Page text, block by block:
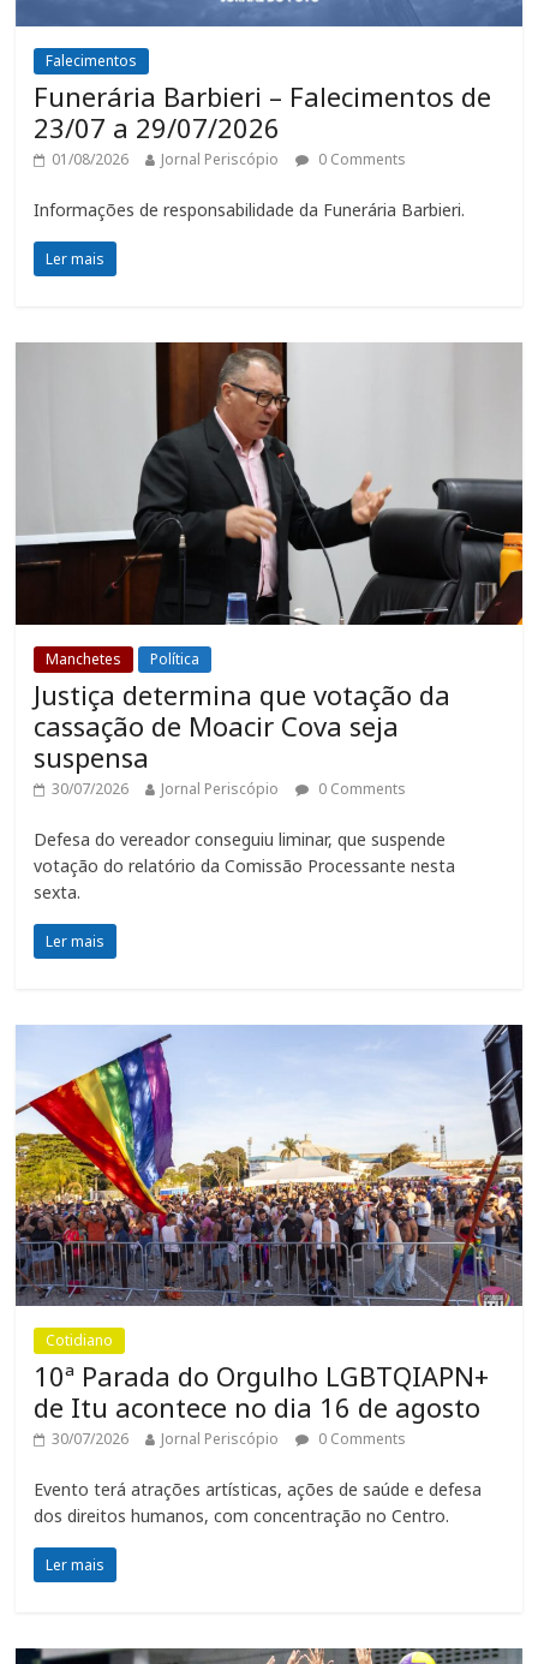
Falecimentos
Funerária Barbieri – Falecimentos de
23/07 a 29/07/2026
01/08/2026 Jornal Periscópio 0 Comments
Informações de responsabilidade da Funerária Barbieri.
Ler mais
Manchetes Política
Justiça determina que votação da
cassação de Moacir Cova seja
suspensa
30/07/2026 Jornal Periscópio 0 Comments
Defesa do vereador conseguiu liminar, que suspende
votação do relatório da Comissão Processante nesta
sexta.
Ler mais
Cotidiano
10ª Parada do Orgulho LGBTQIAPN+
de Itu acontece no dia 16 de agosto
30/07/2026 Jornal Periscópio 0 Comments
Evento terá atrações artísticas, ações de saúde e defesa
dos direitos humanos, com concentração no Centro.
Ler mais